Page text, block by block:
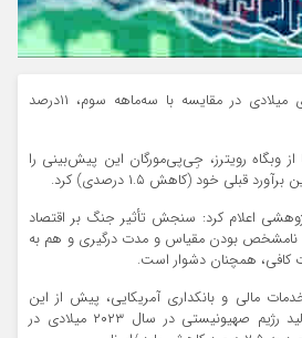
در سه‌ماهه چهارم سال جاری میلادی در مقایسه با سه‌ماهه سوم، ۱۱درصد
از وبگاه رویترز، جِی‌پی‌مورگان این پیش‌بینی را
قبلی خود (کاهش ۱.۵ درصدی) کرد.
اعلام کرد: سنجش تأثیر جنگ بر اقتصاد
نامشخص بودن مقیاس و مدت درگیری و هم به
کافی، همچنان دشوار است.
مالی و بانکداری آمریکایی، پیش از این
پیش‌بینی شده بود رشد تولید رژیم صهیونیستی در سال ۲۰۲۳ میلادی در